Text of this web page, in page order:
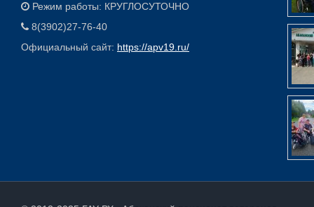
Режим работы: КРУГЛОСУТОЧНО
8(3902)27-76-40
Официальный сайт: https://apv19.ru/